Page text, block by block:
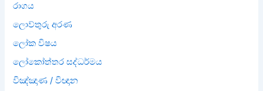
රාගය
ලොව්තුරු අරණ
ලෝක විෂය
ලෝකෝත්තර සද්ධර්මය
විඤ්ඤාණ / විඥාන